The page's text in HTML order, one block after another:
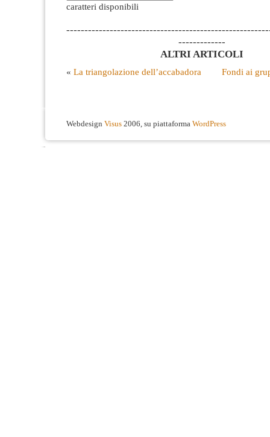
caratteri disponibili
-------------
ALTRI ARTICOLI
« La triangolazione dell’accabadora Fondi ai
Webdesign Visus 2006, su piattaforma WordPress